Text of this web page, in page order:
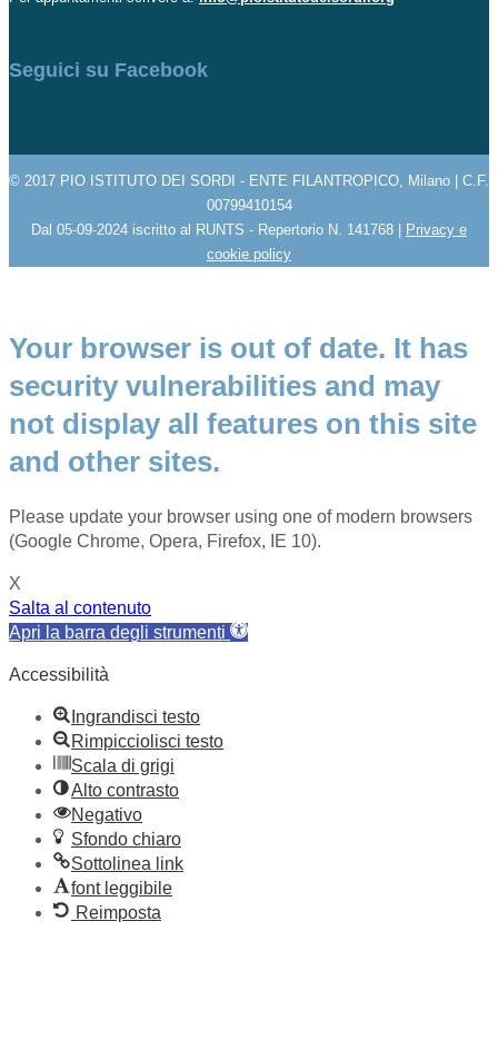
Seguici su Facebook
© 2017 PIO ISTITUTO DEI SORDI - ENTE FILANTROPICO, Milano | C.F.
00799410154
Dal 05-09-2024 iscritto al RUNTS - Repertorio N. 141768 | Privacy e
cookie policy
Your browser is out of date. It has
security vulnerabilities and may
not display all features on this site
and other sites.
Please update your browser using one of modern browsers
(Google Chrome, Opera, Firefox, IE 10).
X
Salta al contenuto
Apri la barra degli strumenti
Accessibilità
Ingrandisci testo
Rimpicciolisci testo
Scala di grigi
Alto contrasto
Negativo
Sfondo chiaro
Sottolinea link
font leggibile
Reimposta